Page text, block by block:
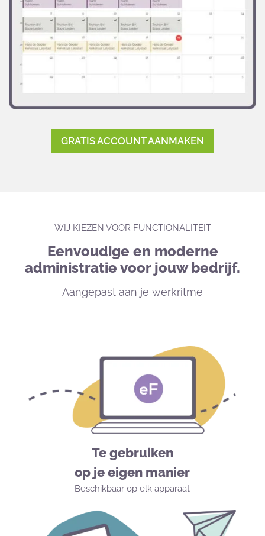
GRATIS ACCOUNT AANMAKEN
WIJ KIEZEN VOOR FUNCTIONALITEIT
Eenvoudige en moderne
administratie voor jouw bedrijf.
Aangepast aan je werkritme
Te gebruiken
op je eigen manier
Beschikbaar op elk apparaat